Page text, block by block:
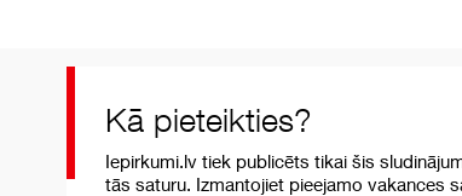
Kā pieteikties?
Iepirkumi.lv tiek publicēts tikai šis
tās saturu. Izmantojiet pieejamo vakances